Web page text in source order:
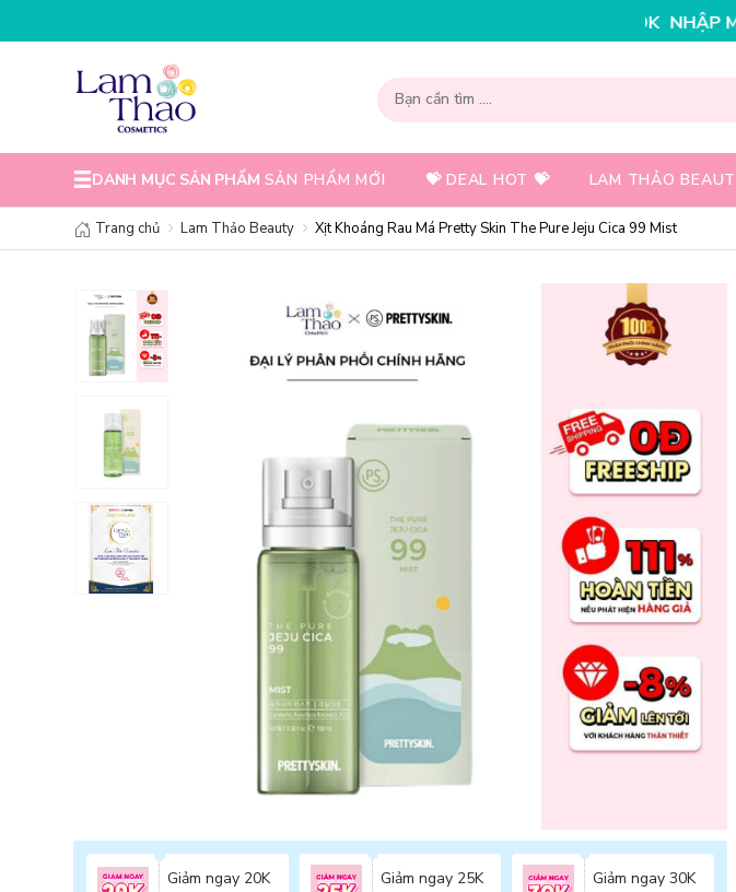
NHẬP MÃ T08FS30K - GIẢM
DANH MỤC SẢN PHẨM SẢN PHẨM MỚI 💝 DEAL HOT 💝 LAM THẢO
Trang chủ Lam Thảo Beauty Xịt Khoáng Rau Má Pretty Skin The Pure Jeju Cica 99 Mist
Giảm ngay 20K
Giảm ngay 25K
Giảm ngay 30K